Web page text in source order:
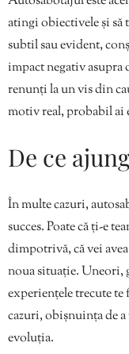
atingi obiectivele și să
subtil sau evident,
impact negativ asupra
renunți la un vis din
motiv real, probabil ai
De ce
În multe cazuri,
succes. Poate că ți-e
dimpotrivă, că vei
noua situație. Uneori,
experiențele trecute te
cazuri, obișnuința de
evoluția.